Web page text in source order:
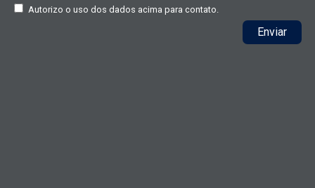
Autorizo o uso dos dados acima para contato.
Enviar